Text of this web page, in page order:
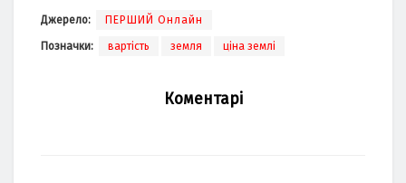
Джерело: ПЕРШИЙ Онлайн
Позначки: вартість земля ціна землі
Коментарі